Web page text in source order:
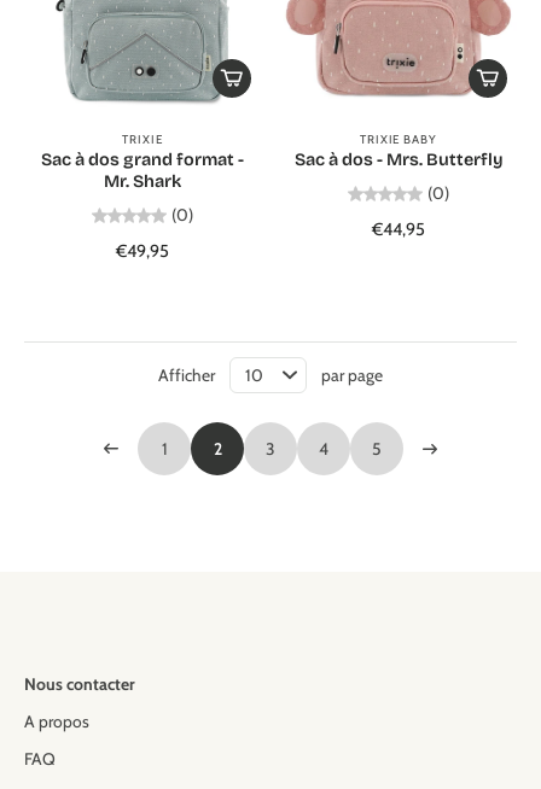
TRIXIE
Sac à dos grand format -
Mr. Shark
(0)
€49,95
TRIXIE BABY
Sac à dos - Mrs. Butterfly
(0)
€44,95
1 2 3 4 5
Afficher par page
Nous contacter
A propos
FAQ